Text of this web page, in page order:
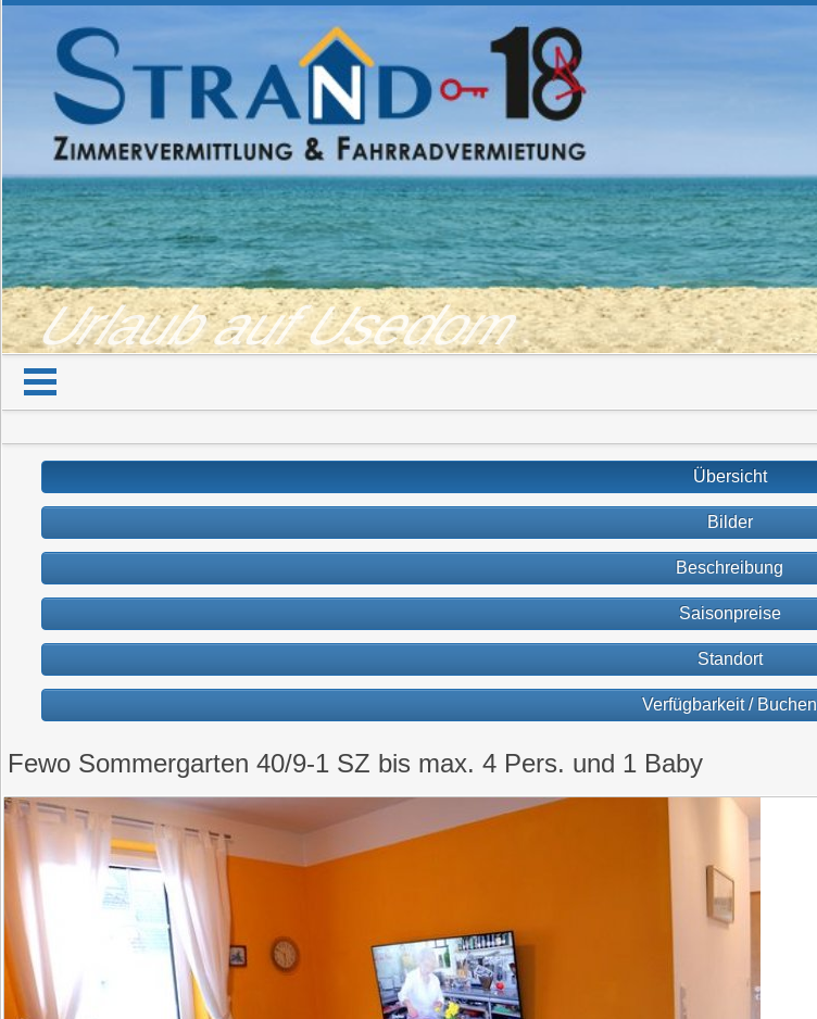
Urlaub auf Usedom
Übersicht
Bilder
Beschreibung
Saisonpreise
Standort
Verfügbarkeit / Buchen
Fewo Sommergarten 40/9-1 SZ bis max. 4 Pers. und 1 Baby